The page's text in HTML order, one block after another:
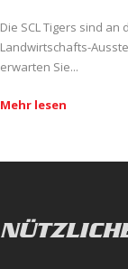
Die SCL Tigers sind
Landwirtschafts-
erwarten Sie...
Mehr lesen